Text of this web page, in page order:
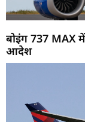
बोइंग 737 MAX
आदेश